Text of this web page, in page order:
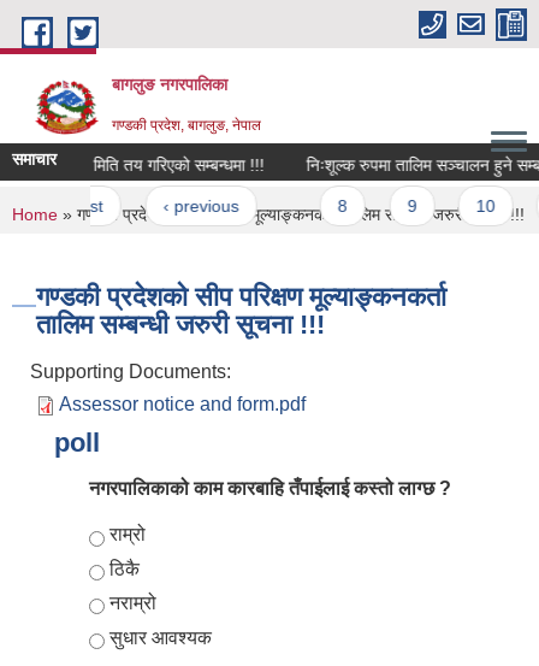
Skip to main content
बागलुङ नगरपालिका
गण्डकी प्रदेश, बागलुङ, नेपाल
समाचार
अन्तरवार्ता मिति तय गरिएको सम्बन्धमा !!! निःशूल्क रुपमा
Pages
« first ‹ previous … 8 9 10
You are here
Home » गण्डकी प्रदेशको सीप परिक्षण मूल्याङ्कनकर्ता तालिम सम्बन्धी जरुरी सूचना !!!
गण्डकी प्रदेशको सीप परिक्षण मूल्याङ्कनकर्ता
तालिम सम्बन्धी जरुरी सूचना !!!
Supporting Documents:
Assessor notice and form.pdf
poll
नगरपालिकाको काम कारबाहि तँपाईलाई कस्तो लाग्छ ?
Choices
राम्रो
ठिकै
नराम्रो
सुधार आवश्यक